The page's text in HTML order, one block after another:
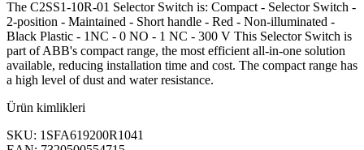
The C2SS1-10R-01 Selector Switch is: Compact - Selector Switch -
2-position - Maintained - Short handle - Red - Non-illuminated -
Black Plastic - 1NC - 0 NO - 1 NC - 300 V This Selector Switch is
part of ABB's compact range, the most efficient all-in-one solution
available, reducing installation time and cost. The compact range has
a high level of dust and water resistance.
Ürün kimlikleri
SKU: 1SFA619200R1041